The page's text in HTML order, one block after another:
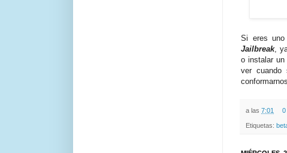
Si eres
Jailbreak,
o instalar
ver cuando
a las 7:01 0
Etiquetas: